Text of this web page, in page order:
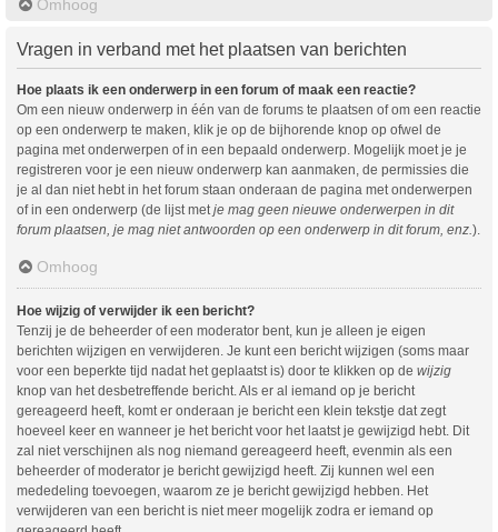
Omhoog
Vragen in verband met het plaatsen van berichten
Hoe plaats ik een onderwerp in een forum of maak een reactie?
Om een nieuw onderwerp in één van de forums te plaatsen of om een reactie
op een onderwerp te maken, klik je op de bijhorende knop op ofwel de
pagina met onderwerpen of in een bepaald onderwerp. Mogelijk moet je je
registreren voor je een nieuw onderwerp kan aanmaken, de permissies die
je al dan niet hebt in het forum staan onderaan de pagina met onderwerpen
of in een onderwerp (de lijst met je mag geen nieuwe onderwerpen in dit
forum plaatsen, je mag niet antwoorden op een onderwerp in dit forum, enz. ).
Omhoog
Hoe wijzig of verwijder ik een bericht?
Tenzij je de beheerder of een moderator bent, kun je alleen je eigen
berichten wijzigen en verwijderen. Je kunt een bericht wijzigen (soms maar
voor een beperkte tijd nadat het geplaatst is) door te klikken op de wijzig
knop van het desbetreffende bericht. Als er al iemand op je bericht
gereageerd heeft, komt er onderaan je bericht een klein tekstje dat zegt
hoeveel keer en wanneer je het bericht voor het laatst je gewijzigd hebt. Dit
zal niet verschijnen als nog niemand gereageerd heeft, evenmin als een
beheerder of moderator je bericht gewijzigd heeft. Zij kunnen wel een
mededeling toevoegen, waarom ze je bericht gewijzigd hebben. Het
verwijderen van een bericht is niet meer mogelijk zodra er iemand op